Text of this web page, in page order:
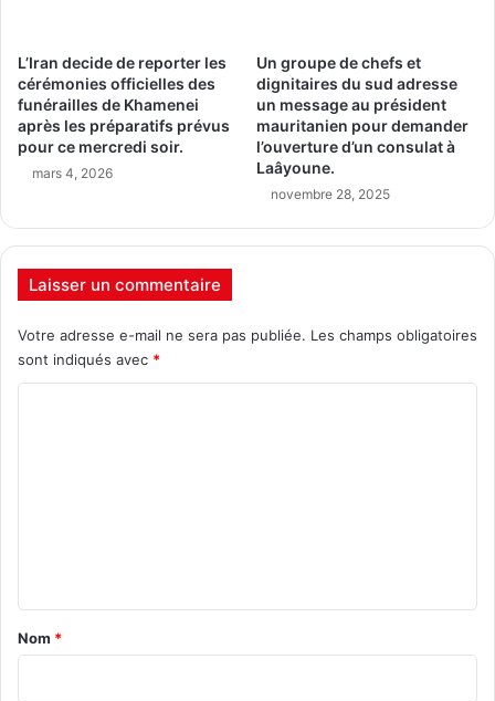
L’Iran decide de reporter les
cérémonies officielles des
funérailles de Khamenei
après les préparatifs prévus
pour ce mercredi soir.
mars 4, 2026
Un groupe de chefs et
dignitaires du sud adresse
un message au président
mauritanien pour demander
l’ouverture d’un consulat à
Laâyoune.
novembre 28, 2025
Laisser un commentaire
Votre adresse e-mail ne sera pas publiée. Les champs obligatoires
sont indiqués avec *
a
i
r
Nom *